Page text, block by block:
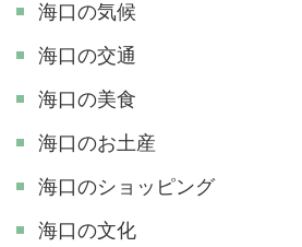
海口の気候
海口の交通
海口の美食
海口のお土産
海口のショッピング
海口の文化